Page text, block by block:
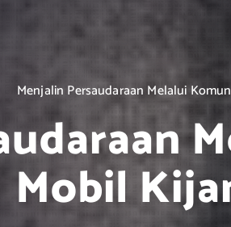
Menjalin Persaudaraan Melalui
Mobil